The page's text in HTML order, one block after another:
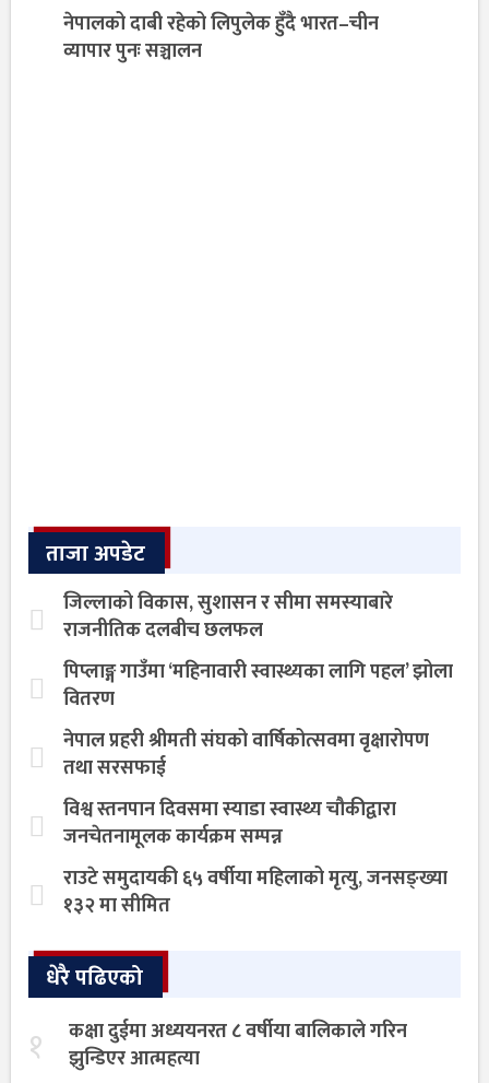
नेपालको दाबी रहेको लिपुलेक हुँदै भारत–चीन
व्यापार पुनः सञ्चालन
ताजा अपडेट
जिल्लाको विकास, सुशासन र सीमा समस्याबारे
राजनीतिक दलबीच छलफल
पिप्लाङ्ग गाउँमा ‘महिनावारी स्वास्थ्यका लागि पहल’ झोला
वितरण
नेपाल प्रहरी श्रीमती संघको वार्षिकोत्सवमा वृक्षारोपण
तथा सरसफाई
विश्व स्तनपान दिवसमा स्याडा स्वास्थ्य चौकीद्वारा
जनचेतनामूलक कार्यक्रम सम्पन्न
राउटे समुदायकी ६५ वर्षीया महिलाको मृत्यु, जनसङ्ख्या
१३२ मा सीमित
धेरै पढिएको
१
कक्षा दुईमा अध्ययनरत ८ वर्षीया बालिकाले गरिन
झुन्डिएर आत्महत्या